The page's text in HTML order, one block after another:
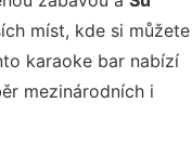
míst, kde si můžete
karaoke bar nabízí
mezinárodních i